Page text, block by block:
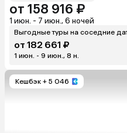
от 158 916 ₽
1 июн. - 7 июн., 6 ночей
Выгодные туры на соседние
от 182 661 ₽
1 июн. - 9 июн., 8 н.
Кешбэк + 5 046